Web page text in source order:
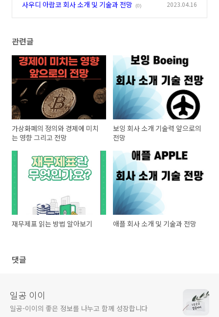
사우디 아람코 회사 소개 및 기술과 전망 (0) 2023.04.16
관련글
가상화폐의 정의와 경제에 미치
는 영향 그리고 전망
보잉 회사 소개 기술력 앞으로의
전망
재무제표 읽는 방법 알아보기 애플 회사 소개 및 기술과 전망
댓글
일공 이이
일공-이이의 좋은 정보를 나누고 함께 성장합니다